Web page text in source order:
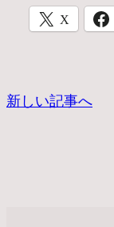
X
新しい記事へ